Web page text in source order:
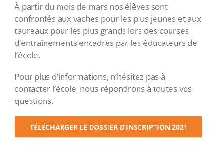
À partir du mois de mars nos élèves sont
confrontés aux vaches pour les plus jeunes et aux
taureaux pour les plus grands lors des courses
d’entraînements encadrés par les éducateurs de
l’école.
Pour plus d’informations, n’hésitez pas à
contacter l’école, nous répondrons à toutes vos
questions.
TÉLÉCHARGER LE DOSSIER D’INSCRIPTION 2021